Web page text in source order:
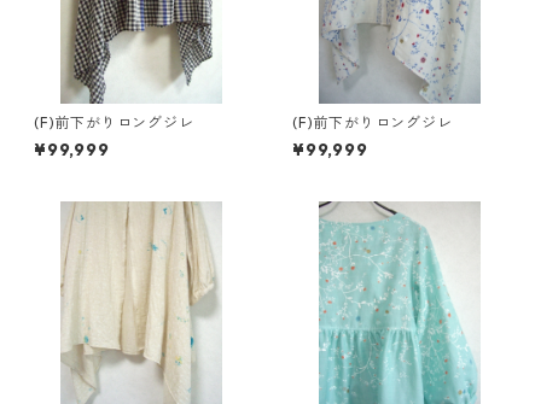
(F)前下がりロングジレ
¥99,999
(F)前下がりロングジレ
¥99,999